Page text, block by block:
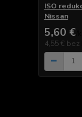
ISO
Nissan
5,60 €
4,55 € bez